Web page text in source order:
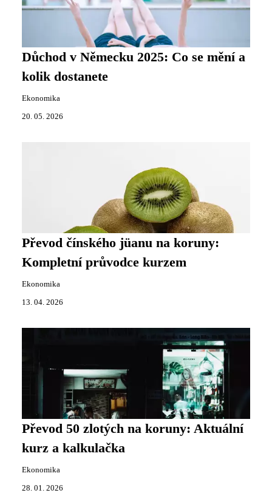
Důchod v Německu 2025: Co se mění a
kolik dostanete
Ekonomika
20. 05. 2026
Převod čínského jüanu na koruny:
Kompletní průvodce kurzem
Ekonomika
13. 04. 2026
Převod 50 zlotých na koruny: Aktuální
kurz a kalkulačka
Ekonomika
28. 01. 2026